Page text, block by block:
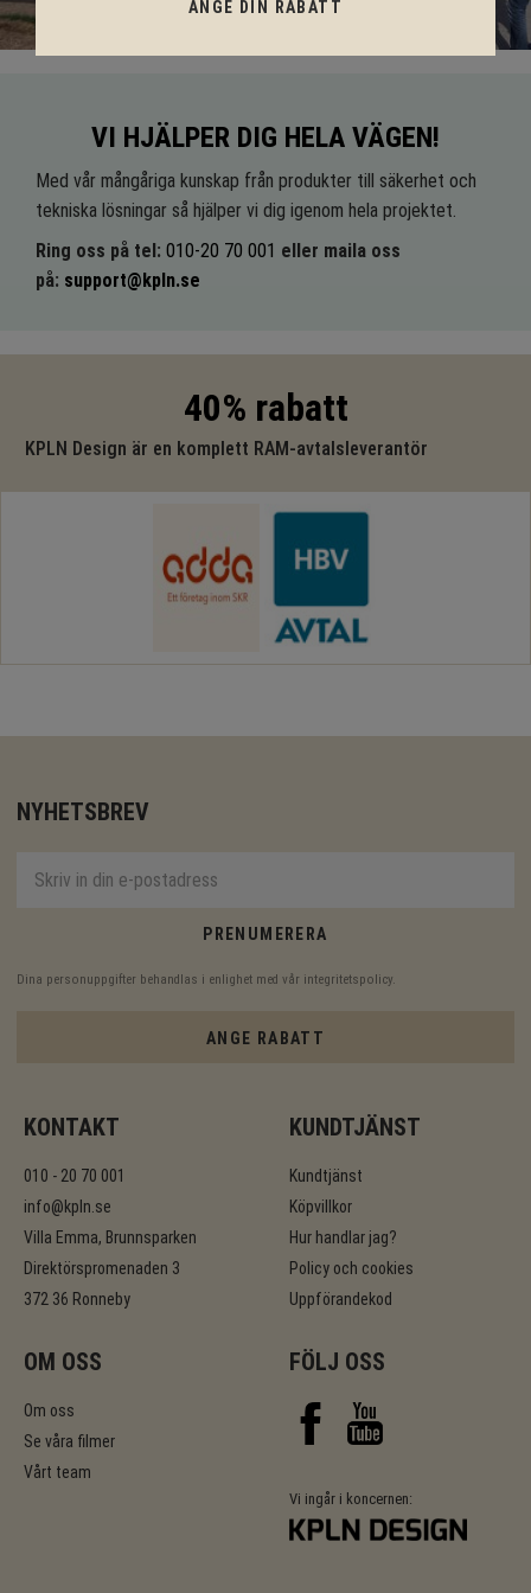
VI HJÄLPER DIG HELA VÄGEN!
Med vår mångåriga kunskap från produkter till säkerhet och
tekniska lösningar så hjälper vi dig igenom hela projektet.
Ring oss på tel: 010-20 70 001 eller maila oss
på: support@kpln.se
40% rabatt
KPLN Design är en komplett RAM-avtalsleverantör
NYHETSBREV
PRENUMERERA
Dina personuppgifter behandlas i enlighet med vår integritetspolicy.
ANGE RABATT
KONTAKT
010 - 20 70 001
info@kpln.se
Villa Emma, Brunnsparken
Direktörspromenaden 3
372 36 Ronneby
KUNDTJÄNST
Kundtjänst
Köpvillkor
Hur handlar jag?
Policy och cookies
Uppförandekod
OM OSS
Om oss
Se våra filmer
Vårt team
FÖLJ OSS
Vi ingår i koncernen:
ANGE DIN RABATT